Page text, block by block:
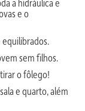
e o
sem filhos.
o fôlego!
e quarto, além